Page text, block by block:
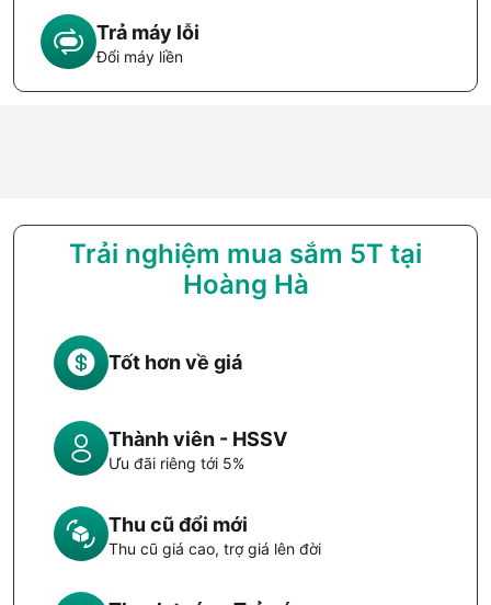
Trả máy lỗi
Đổi máy liền
Trải nghiệm mua sắm 5T tại
Hoàng Hà
Tốt hơn về giá
Thành viên - HSSV
Ưu đãi riêng tới 5%
Thu cũ đổi mới
Thu cũ giá cao, trợ giá lên đời